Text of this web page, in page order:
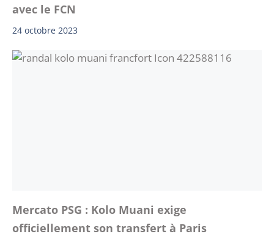
avec le FCN
24 octobre 2023
Mercato PSG : Kolo Muani exige
officiellement son transfert à Paris